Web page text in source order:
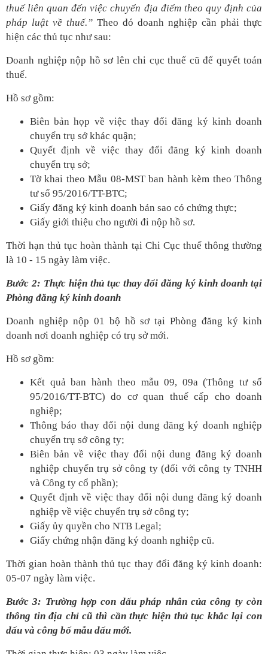
thuế liên quan đến việc chuyển địa điểm theo quy định của
pháp luật về thuế.” Theo đó doanh nghiệp cần phải thực
hiện các thủ tục như sau:
Doanh nghiệp nộp hồ sơ lên chi cục thuế cũ để quyết toán
thuế.
Hồ sơ gồm:
Biên bản họp về việc thay đổi đăng ký kinh doanh
chuyển trụ sở khác quận;
Quyết định về việc thay đổi đăng ký kinh doanh
chuyển trụ sở;
Tờ khai theo Mẫu 08-MST ban hành kèm theo Thông
tư số 95/2016/TT-BTC;
Giấy đăng ký kinh doanh bản sao có chứng thực;
Giấy giới thiệu cho người đi nộp hồ sơ.
Thời hạn thủ tục hoàn thành tại Chi Cục thuế thông thường
là 10 - 15 ngày làm việc.
Bước 2: Thực hiện thủ tục thay đổi đăng ký kinh doanh tại
Phòng đăng ký kinh doanh
Doanh nghiệp nộp 01 bộ hồ sơ tại Phòng đăng ký kinh
doanh nơi doanh nghiệp có trụ sở mới.
Hồ sơ gồm:
Kết quả ban hành theo mẫu 09, 09a (Thông tư số
95/2016/TT-BTC) do cơ quan thuế cấp cho doanh
nghiệp;
Thông báo thay đổi nội dung đăng ký doanh nghiệp
chuyển trụ sở công ty;
Biên bản về việc thay đổi nội dung đăng ký doanh
nghiệp chuyển trụ sở công ty (đối với công ty TNHH
và Công ty cổ phần);
Quyết định về việc thay đổi nội dung đăng ký doanh
nghiệp về việc chuyển trụ sở công ty;
Giấy ủy quyền cho NTB Legal;
Giấy chứng nhận đăng ký doanh nghiệp cũ.
Thời gian hoàn thành thủ tục thay đổi đăng ký kinh doanh:
05-07 ngày làm việc.
Bước 3: Trường hợp con dấu pháp nhân của công ty còn
thông tin địa chỉ cũ thì cần thực hiện thủ tục khắc lại con
dấu và công bố mẫu dấu mới.